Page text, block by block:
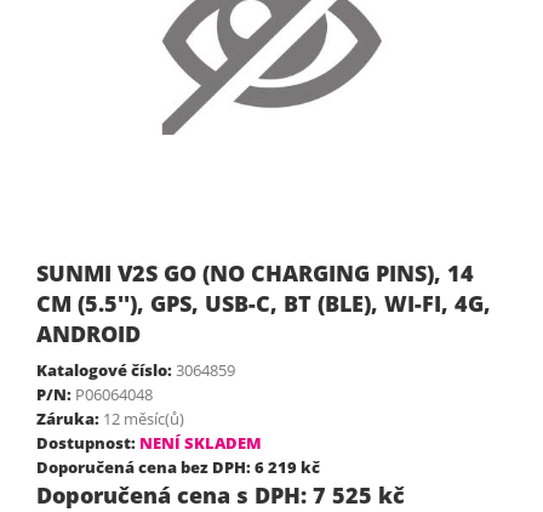
SUNMI V2S GO (NO CHARGING PINS), 14
CM (5.5''), GPS, USB-C, BT (BLE), WI-FI, 4G,
ANDROID
Katalogové číslo:3064859
P/N: P06064048
Záruka: 12 měsíc(ů)
Dostupnost: NENÍ SKLADEM
Doporučená cena bez DPH: 6 219 kč
Doporučená cena s DPH: 7 525 kč